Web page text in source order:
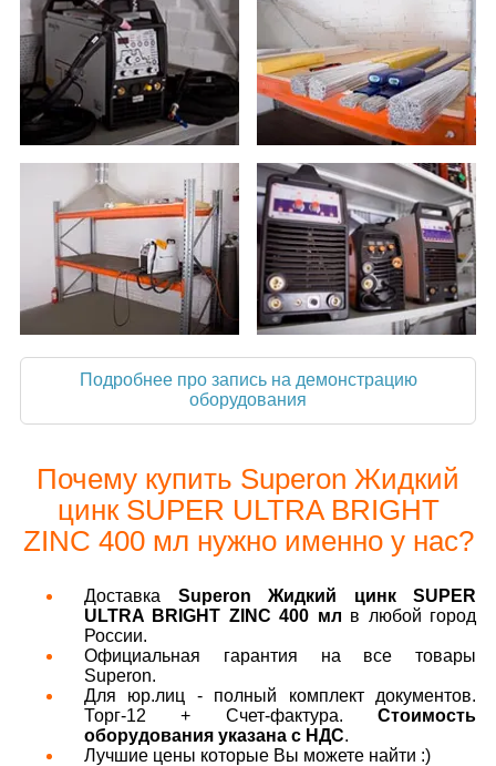
Подробнее про запись на демонстрацию
оборудования
Почему купить Superon Жидкий
цинк SUPER ULTRA BRIGHT
ZINC 400 мл нужно именно у нас?
Доставка Superon Жидкий цинк SUPER
ULTRA BRIGHT ZINC 400 мл в любой город
России.
Официальная гарантия на все товары
Superon.
Для юр.лиц - полный комплект документов.
Торг-12 + Счет-фактура. Стоимость
оборудования указана с НДС.
Лучшие цены которые Вы можете найти :)